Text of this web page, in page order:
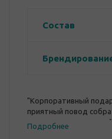
Состав
"Корпоративный
приятный повод
коллегами за
моменты."
Подробнее